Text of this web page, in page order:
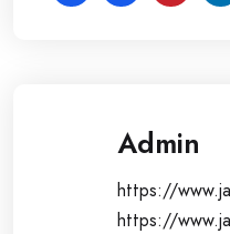
Admin
https://
https://